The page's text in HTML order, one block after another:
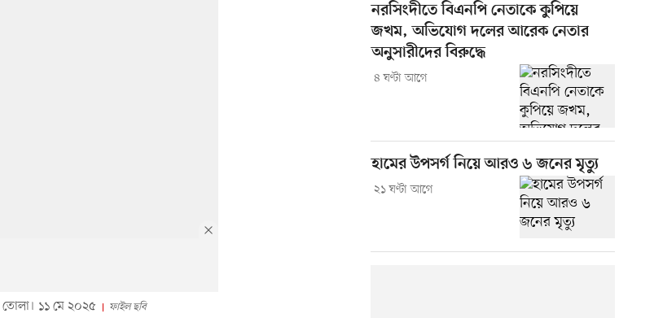
তোলা। ১১ মে ২০২৫ ফাইল ছবি
নরসিংদীতে বিএনপি নেতাকে কুপিয়ে
জখম, অভিযোগ দলের আরেক নেতার
অনুসারীদের বিরুদ্ধে
৪ ঘণ্টা আগে
হামের উপসর্গ নিয়ে আরও ৬ জনের মৃত্যু
২১ ঘণ্টা আগে